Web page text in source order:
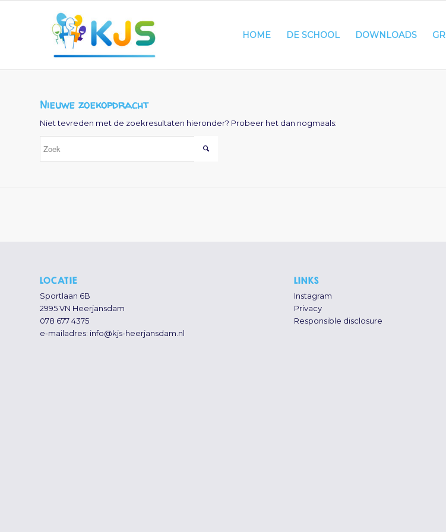
HOME DE SCHOOL DOWNLOADS
Nieuwe zoekopdracht
Niet tevreden met de zoekresultaten hieronder? Probeer het dan nogmaals:
LOCATIE
Sportlaan 6B
2995 VN Heerjansdam
078 677 4375
e-mailadres: info@kjs-heerjansdam.nl
LINKS
Instagram
Privacy
Responsible disclosure